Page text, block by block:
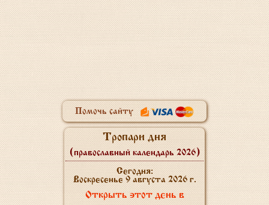
Помочь сайту
Тропари дня
(православный календарь 2026)
Сегодня:
Воскресенье 9 августа 2026 г.
Открыть этот день в